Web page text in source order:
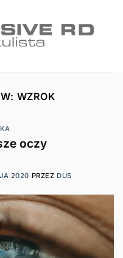
WZROK
oczy
2020 PRZEZ DUS